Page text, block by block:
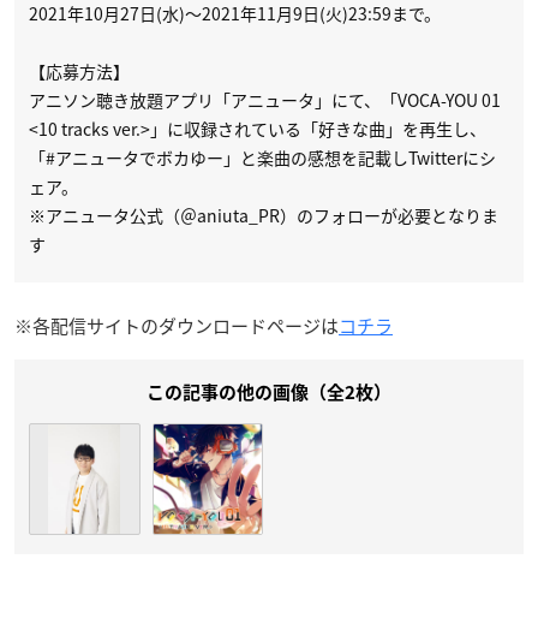
2021年10月27日(水)～2021年11月9日(火)23:59まで。
【応募方法】
アニソン聴き放題アプリ「アニュータ」にて、「VOCA-YOU 01
<10 tracks ver.>」に収録されている「好きな曲」を再生し、
「#アニュータでボカゆー」と楽曲の感想を記載しTwitterにシ
ェア。
※アニュータ公式（＠aniuta_PR）のフォローが必要となりま
す
※各配信サイトのダウンロードページはコチラ
この記事の他の画像（全2枚）